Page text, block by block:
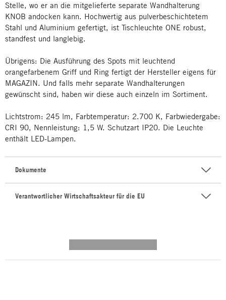
Stelle, wo er an die mitgelieferte separate Wandhalterung
KNOB andocken kann. Hochwertig aus pulverbeschichtetem
Stahl und Aluminium gefertigt, ist Tischleuchte ONE robust,
standfest und langlebig.
Übrigens: Die Ausführung des Spots mit leuchtend
orangefarbenem Griff und Ring fertigt der Hersteller eigens für
MAGAZIN. Und falls mehr separate Wandhalterungen
gewünscht sind, haben wir diese auch einzeln im Sortiment.
Lichtstrom: 245 lm, Farbtemperatur: 2.700 K, Farbwiedergabe:
CRI 90, Nennleistung: 1,5 W. Schutzart IP20. Die Leuchte
enthält LED-Lampen.
Dokumente
Verantwortlicher Wirtschaftsakteur für die EU